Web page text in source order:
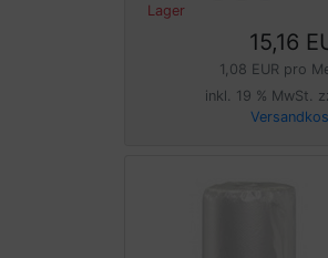
Lager
15,16
1,08 EUR pro
inkl. 19 % MwSt.